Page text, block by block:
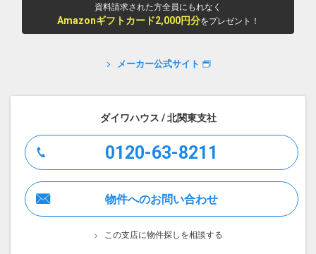
資料請求された方全員にもれなく
Amazonギフトカード2,000円分をプレゼント！
メーカー公式サイト
ダイワハウス / 北関東支社
0120-63-8211
物件へのお問い合わせ
この支店に物件探しを相談する